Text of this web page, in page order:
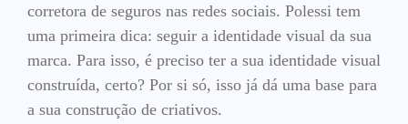
corretora de seguros nas redes sociais. Polessi tem
uma primeira dica: seguir a identidade visual da sua
marca. Para isso, é preciso ter a sua identidade visual
construída, certo? Por si só, isso já dá uma base para
a sua construção de criativos.